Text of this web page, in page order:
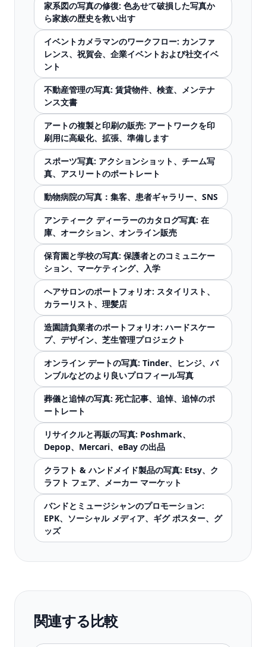
家系図の写真の修復: 色あせて破損した写真か
ら家族の歴史を救い出す
イベントカメラマンのワークフロー: カンファ
レンス、祝賀会、企業イベントおよび社交イベ
ント
不動産管理の写真: 賃貸物件、検査、メンテナ
ンス文書
アートの複製と印刷の販売: アートワークを印
刷用に高級化、拡張、準備します
スポーツ写真: アクションショット、チーム写
真、アスリートのポートレート
動物病院の写真：集客、患者ギャラリー、SNS
アンティーク ディーラーのカタログ写真: 在
庫、オークション、オンライン販売
保育園と学校の写真: 保護者とのコミュニケー
ション、マーケティング、入学
ヘアサロンのポートフォリオ: スタイリスト、
カラーリスト、理髪店
造園請負業者のポートフォリオ: ハードスケー
プ、デザイン、芝生管理プロジェクト
オンライン デートの写真: Tinder、ヒンジ、バ
ンブルなどのより良いプロフィール写真
葬儀と追悼の写真: 死亡記事、追悼、追悼のポ
ートレート
リサイクルと再販の写真: Poshmark、
Depop、Mercari、eBay の出品
クラフト & ハンドメイド製品の写真: Etsy、ク
ラフト フェア、メーカー マーケット
バンドとミュージシャンのプロモーション:
EPK、ソーシャル メディア、ギグ ポスター、グ
ッズ
関連する比較